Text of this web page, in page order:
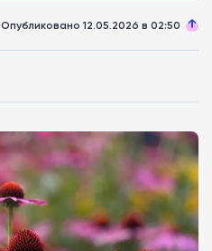
Опубликовано 12.05.2026 в 02:50